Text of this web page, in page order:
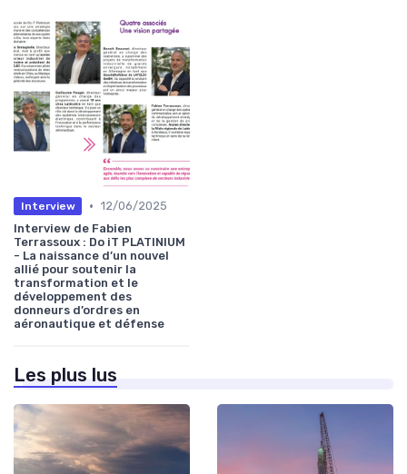
Interview • 12/06/2025
Interview de Fabien
Terrassoux : Do iT PLATINIUM
- La naissance d’un nouvel
allié pour soutenir la
transformation et le
développement des
donneurs d’ordres en
aéronautique et défense
Les plus lus